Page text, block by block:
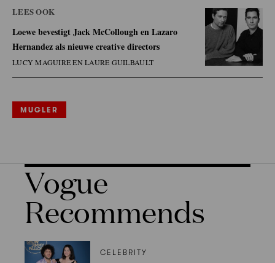
LEES OOK
Loewe bevestigt Jack McCollough en Lazaro
Hernandez als nieuwe creative directors
LUCY MAGUIRE EN LAURE GUILBAULT
MUGLER
Vogue
Recommends
CELEBRITY